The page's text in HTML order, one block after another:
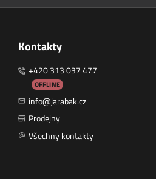
Kontakty
+420 313 037 477
OFFLINE
info@jarabak.cz
Prodejny
Všechny kontakty